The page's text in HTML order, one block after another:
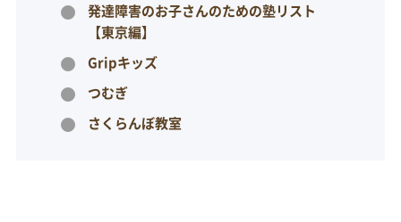
発達障害のお子さんのための塾リスト
【東京編】
Gripキッズ
つむぎ
さくらんぼ教室